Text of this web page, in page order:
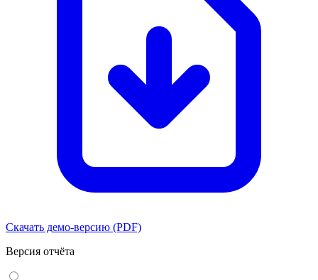
Скачать демо-версию (PDF)
Версия отчёта